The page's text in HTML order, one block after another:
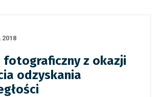
2018
fotograficzny z okazji
odzyskania